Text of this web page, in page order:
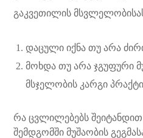
გაკვეთილის
დაცული იქნა თუ არა
მოხდა თუ არა ჯგუფური
მსჯელობის კარგი
რა ცვლილებებს შეიტანდით
შემდგომში მუშაობის